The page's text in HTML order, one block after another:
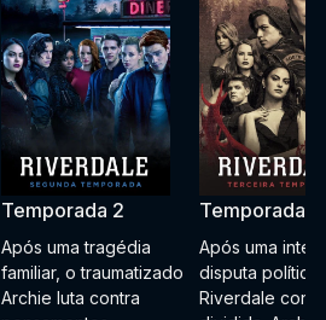
Temporada 2
Após uma tragédia
familiar, o traumatizado
Archie luta contra
Temporada 3
Após uma
disputa política,
Riverdale